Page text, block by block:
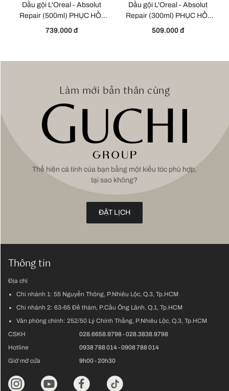
Dầu gội L'Oreal - Absolut
Repair (500ml) PHỤC HỒI
HƯ TỔN TOÀN DIỆN
739.000 đ
Dầu gội L'Oreal - Absolut
Repair (300ml) PHỤC HỒI
HƯ TỔN TOÀN DIỆN
509.000 đ
Làm mới bản thân cùng
Thể hiện cá tính của bạn bằng một kiểu tóc phù hợp,
tại sao không?
ĐẶT LỊCH
Thông tin
Địa chỉ
Chi nhánh 1: 55 Nguyễn Thông, P.Nhiêu Lộc, Q.3, Tp.HCM
Chi nhánh 2: 63-65 Đề thám, P.Cầu Ông Lãnh, Q.1, Tp.HCM
Văn phòng chính: 252/50 Lý Chính Thắng, P.Nhiêu Lộc, Q.3, Tp.HCM
CSKH
028.6658.9798-028.3838.9798
Hotline
0938 788 014-0908 788 014
Giờ mở cửa
9h00 - 20h30